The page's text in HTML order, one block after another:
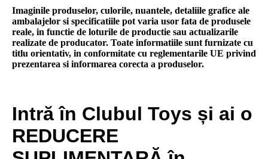
Imaginile produselor, culorile, nuantele, detaliile grafice ale
ambalajelor si specificatiile pot varia usor fata de produsele
reale, in functie de loturile de productie sau actualizarile
realizate de producator. Toate informatiile sunt furnizate cu
titlu orientativ, in conformitate cu reglementarile UE privind
prezentarea si informarea corecta a produselor.
Intră în Clubul Toys și ai o
REDUCERE